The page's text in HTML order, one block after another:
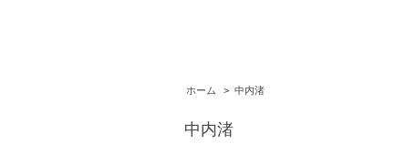
ホーム > 中内渚
中内渚